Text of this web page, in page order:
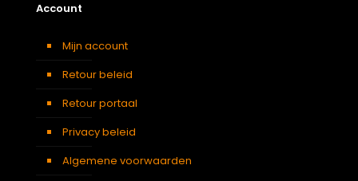
Account
Mijn account
Retour beleid
Retour portaal
Privacy beleid
Algemene voorwaarden